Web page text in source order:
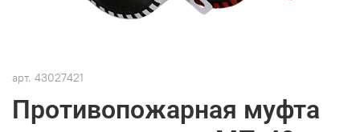
арт. 43027421
Противопожарная муфта